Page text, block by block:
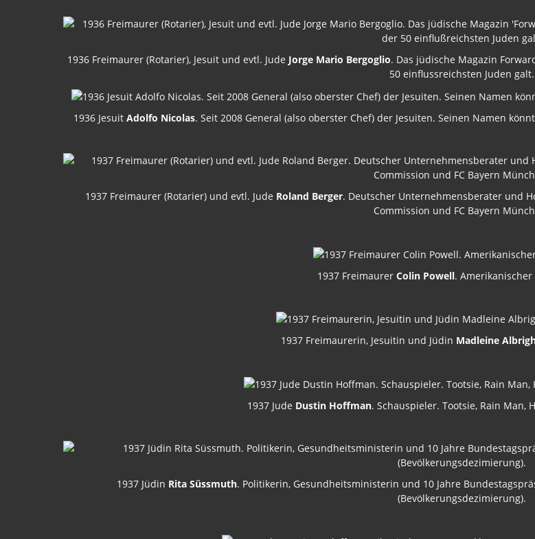
1936 Freimaurer (Rotarier), Jesuit und evtl. Jude Jorge Mario Bergoglio. Das jüdische Magazin
50 einflussreichsten Juden galt.
1936 Jesuit Adolfo Nicolas. Seit 2008 General (also oberster Chef) der Jesuiten. Seinen Namen
1937 Freimaurer (Rotarier) und evtl. Jude Roland Berger. Deutscher Unternehmensberater und
Commission und FC Bayern
1937 Freimaurer Colin Powell.
1937 Freimaurerin, Jesuitin und Jüdin Madleine
1937 Jude Dustin Hoffman. Schauspieler. Tootsie, Rain Man,
1937 Jüdin Rita Süssmuth. Politikerin, Gesundheitsministerin und 10 Jahre
(Bevölkerungsdezimierung).